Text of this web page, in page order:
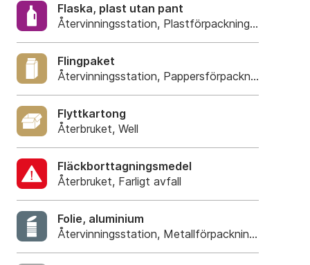
Flaska, plast utan pant
Återvinningsstation, Plastförpackningar. Eller
Flingpaket
Återvinningsstation, Pappersförpackningar.
Flyttkartong
Återbruket, Well
Fläckborttagningsmedel
Återbruket, Farligt avfall
Folie, aluminium
Återvinningsstation, Metallförpackningar